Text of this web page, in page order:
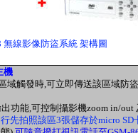
無線影像防盜系統 架構圖
機
域觸發時,可立即傳送該區域防盜
功能,可控制攝影機zoom in/out
先拍照該區3張儲存於micro SD